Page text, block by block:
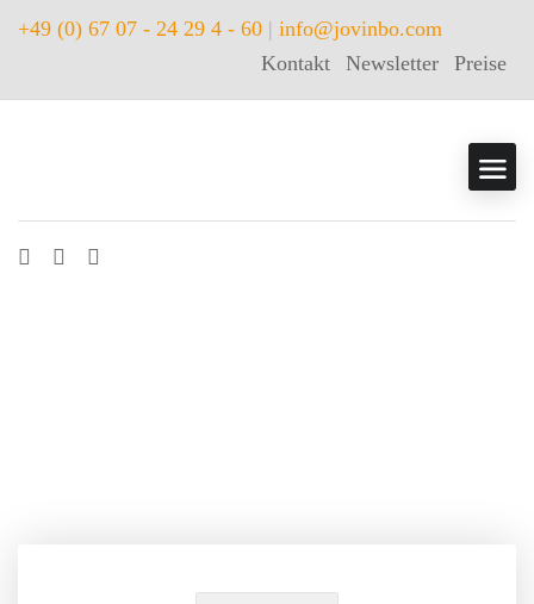
+49 (0) 67 07 - 24 29 4 - 60 | info@jovinbo.com
Kontakt
Newsletter Preise